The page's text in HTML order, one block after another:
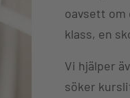
oavsett om
klass, en
Vi hjälper
söker